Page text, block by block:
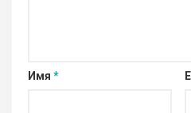
Имя *